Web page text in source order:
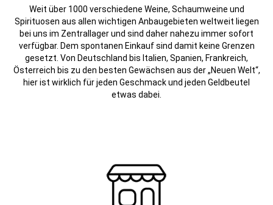
Weit über 1000 verschiedene Weine, Schaumweine und
Spirituosen aus allen wichtigen Anbaugebieten weltweit liegen
bei uns im Zentrallager und sind daher nahezu immer sofort
verfügbar. Dem spontanen Einkauf sind damit keine Grenzen
gesetzt. Von Deutschland bis Italien, Spanien, Frankreich,
Österreich bis zu den besten Gewächsen aus der „Neuen Welt“,
hier ist wirklich für jeden Geschmack und jeden Geldbeutel
etwas dabei.